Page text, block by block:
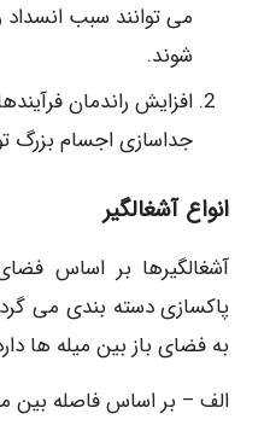
می توانند سبب
شوند.
افزایش راندمان
جداسازی اجسام بزرگ
انواع آشغالگیر
آشغالگیرها بر اساس
پاکسازی دسته بندی می
به فضای باز بین میله ها
الف – بر اساس فاصله بین